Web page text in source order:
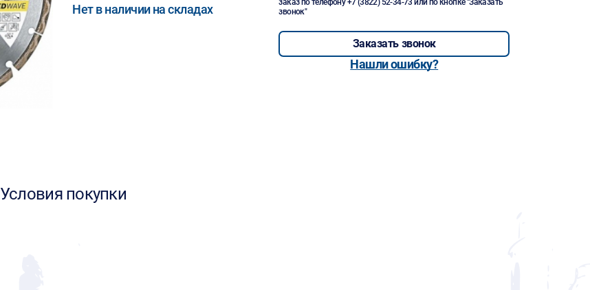
Нет в наличии на складах
заказ по телефону+7 (3822) 52-34-73 или по кнопке "Заказать
звонок"
Заказать звонок
Нашли ошибку?
Условия покупки